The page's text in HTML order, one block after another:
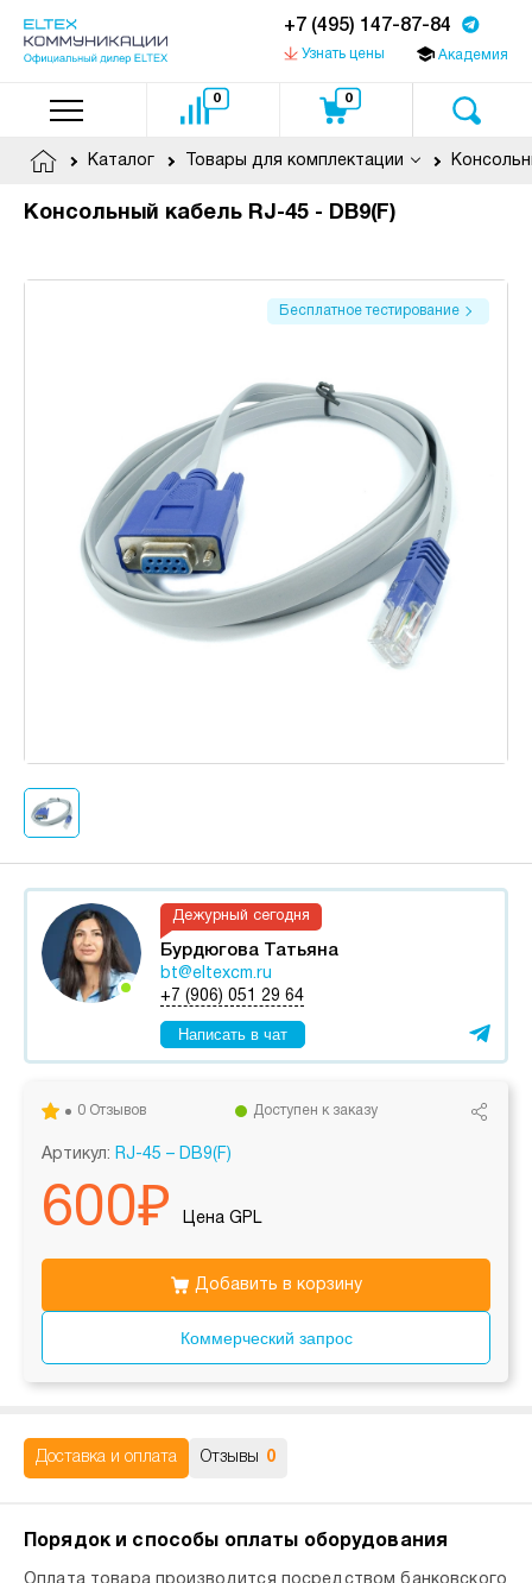
+7 (495) 147-87-84
Узнать цены Академия
0 0
Каталог Товары для комплектации
Консольный кабель RJ-45 - DB9(F)
Бесплатное тестирование
Дежурный сегодня
Бурдюгова Татьяна
bt@eltexcm.ru
+7 (906) 051 29 64
Написать в чат
0 Отзывов Доступен к заказу
Артикул: RJ-45 – DB9(F)
600₽ Цена GPL
Коммерческий запрос
Добавить в корзину
Доставка и оплата Отзывы 0
Порядок и способы оплаты оборудования